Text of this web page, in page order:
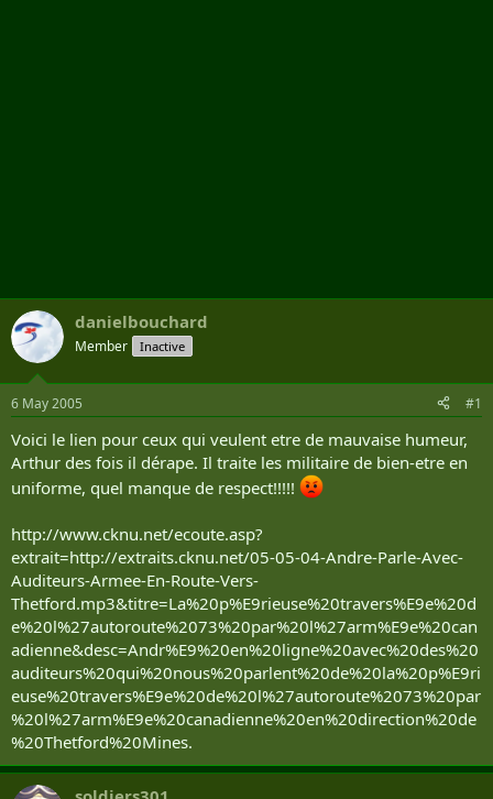
danielbouchard
Member Inactive
6 May 2005 #1
Voici le lien pour ceux qui veulent etre de mauvaise humeur,
Arthur des fois il dérape. Il traite les militaire de bien-etre en
uniforme, quel manque de respect!!!!!
http://www.cknu.net/ecoute.asp?
extrait=http://extraits.cknu.net/05-05-04-Andre-Parle-Avec-
Auditeurs-Armee-En-Route-Vers-
Thetford.mp3&titre=La%20p%E9rieuse%20travers%E9e%20d
e%20l%27autoroute%2073%20par%20l%27arm%E9e%20can
adienne&desc=Andr%E9%20en%20ligne%20avec%20des%20
auditeurs%20qui%20nous%20parlent%20de%20la%20p%E9ri
euse%20travers%E9e%20de%20l%27autoroute%2073%20par
%20l%27arm%E9e%20canadienne%20en%20direction%20de
%20Thetford%20Mines.